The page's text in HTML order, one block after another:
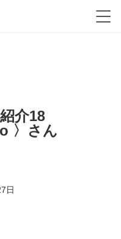
介18
〉さん
日